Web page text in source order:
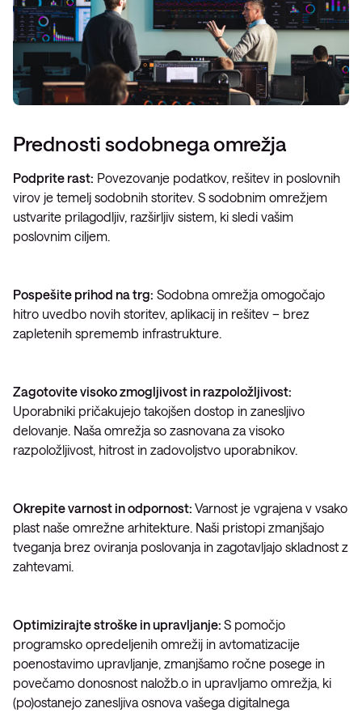
Prednosti sodobnega omrežja
Podprite rast: Povezovanje podatkov, rešitev in poslovnih
virov je temelj sodobnih storitev. S sodobnim omrežjem
ustvarite prilagodljiv, razširljiv sistem, ki sledi vašim
poslovnim ciljem.
Pospešite prihod na trg: Sodobna omrežja omogočajo
hitro uvedbo novih storitev, aplikacij in rešitev – brez
zapletenih sprememb infrastrukture.
Zagotovite visoko zmogljivost in razpoložljivost:
Uporabniki pričakujejo takojšen dostop in zanesljivo
delovanje. Naša omrežja so zasnovana za visoko
razpoložljivost, hitrost in zadovoljstvo uporabnikov.
Okrepite varnost in odpornost: Varnost je vgrajena v vsako
plast naše omrežne arhitekture. Naši pristopi zmanjšajo
tveganja brez oviranja poslovanja in zagotavljajo skladnost z
zahtevami.
Optimizirajte stroške in upravljanje: S pomočjo
programsko opredeljenih omrežij in avtomatizacije
poenostavimo upravljanje, zmanjšamo ročne posege in
povečamo donosnost naložb.o in upravljamo omrežja, ki
(po)ostanejo zanesljiva osnova vašega digitalnega